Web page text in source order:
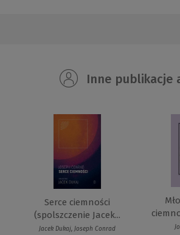
Inne publikacje
Serce ciemności
(spolszczenie Jacek...
Jacek Dukaj, Joseph Conrad